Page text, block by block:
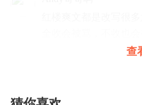
红楼爽文都是改写很
重很难把握！这本挽
回复
查